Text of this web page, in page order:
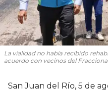
La vialidad no había recibido
acuerdo con vecinos del
San Juan del Río, 5 de